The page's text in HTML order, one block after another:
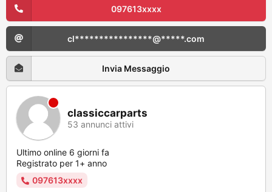
097613xxxx
cl****************@*****.com
Invia Messaggio
classiccarparts
53 annunci attivi
Ultimo online 6 giorni fa
Registrato per 1+ anno
097613xxxx